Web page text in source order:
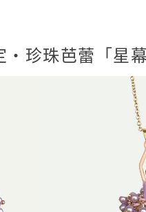
・珍珠芭蕾「星幕